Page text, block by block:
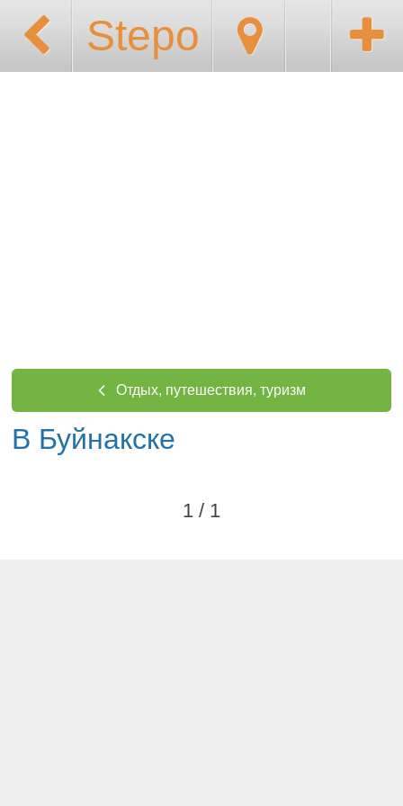
Stepo
Отдых, путешествия, туризм
В Буйнакске
1 / 1